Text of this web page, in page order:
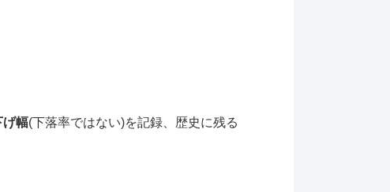
げ幅(下落率ではない)を記録、歴史に残る